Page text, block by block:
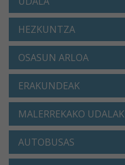
HEZKUNTZA
OSASUN ARLOA
ERAKUNDEAK
MALERREKAKO UDALAK
AUTOBUSAS